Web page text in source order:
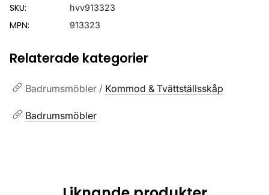
SKU: hvv913323
MPN: 913323
Relaterade kategorier
Badrumsmöbler / Kommod & Tvättställsskåp
Badrumsmöbler